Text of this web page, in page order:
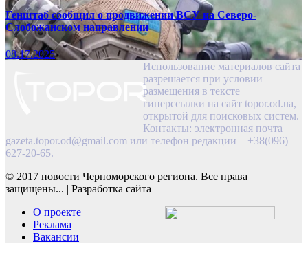
Генштаб сообщил о продвижении ВСУ на Северо-
Слобожанском направлении
08.17.2025
Использование материалов сайта
разрешается при условии
размещения в тексте
гиперссылки на сайт topor.od.ua,
открытой для поисковых систем.
Контакты: электронная почта
gazeta.topor.od@gmail.com или телефон редакции – +38(096)
627-20-65.
© 2017 новости Черноморского региона. Все права
защищены... | Разработка сайта
О проекте
Реклама
Вакансии